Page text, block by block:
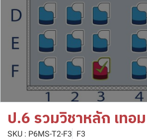
ป.6 รวมวิชาหลัก เท
SKU : P6MS-T2-F3 F3